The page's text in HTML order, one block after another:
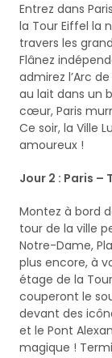
Entrez dans
la Tour Eiffel la
travers les
Flânez
admirez l’Arc
au lait dans un
cœur, Paris
Ce soir, la Ville
amoureux !
Jour 2 : Paris –
Montez à bord
tour de la ville
Notre-Dame,
plus encore, à
étage de la
couperont le
devant des
et le Pont
magique !